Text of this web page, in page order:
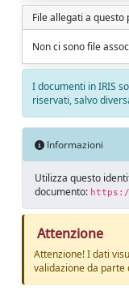
File allegati a questo
Non ci sono file
I documenti in IRIS
riservati, salvo
Informazioni
Utilizza questo
documento:
Attenzione
Attenzione! I dati
validazione da parte